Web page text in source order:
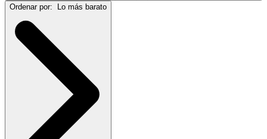
Ordenar por:
Lo más barato